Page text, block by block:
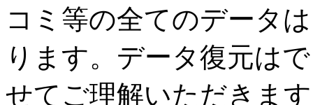
コミ等の全てのデータ
ります。データ復元は
せてご理解いただきま